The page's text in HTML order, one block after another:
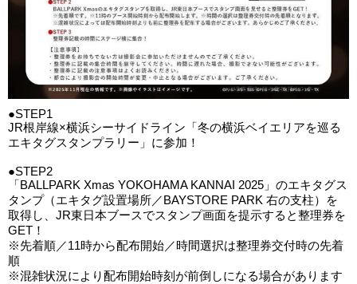
●STEP1
JR根岸線×横浜シーサイドライン「冬の横浜ベイエリアを巡る
エキタグスタンプラリー」に参加！
●STEP2
「BALLPARK Xmas YOKOHAMA KANNAI 2025」のエキタグス
タンプ（エキタグ設置場所／BAYSTORE PARK 右の支柱）を
取得し、JR東日本ブースでスタンプ画面を提示すると整理券を
GET！
※先着順／11時から配布開始／時間選択は整理券交付時の先着
順
※混雑状況により配布開始時刻が前倒しになる場合があります